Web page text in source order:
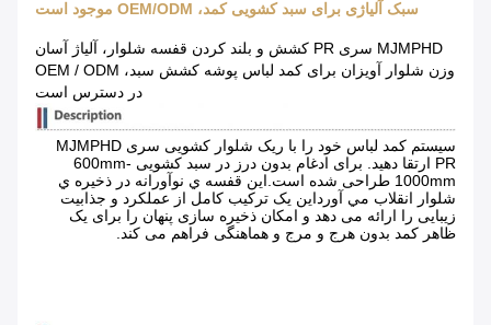
سبک آلیاژی برای سبد کشویی کمد، OEM/ODM موجود است
MJMPHD سری PR کشش و بلند کردن قفسه شلوار، آلیاژ آسان
وزن شلوار آویزان برای کمد لباس پوشه کشش سبد، OEM / ODM
در دسترس است
سیستم کمد لباس خود را با ریک شلوار کشویی سری MJMPHD
PR ارتقا دهید. برای ادغام بدون درز در سبد کشویی 600mm-
1000mm طراحی شده است.اين قفسه ي نوآورانه در ذخيره ي
شلوار انقلاب مي آورداین یک ترکیب کامل از عملکرد و جذابیت
زیبایی را ارائه می دهد و امکان ذخیره سازی پنهان را برای یک
ظاهر کمد بدون هرج و مرج و هماهنگی فراهم می کند.